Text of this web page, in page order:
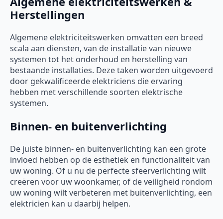
Herstellingen
Algemene elektriciteitswerken omvatten een breed
scala aan diensten, van de installatie van nieuwe
systemen tot het onderhoud en herstelling van
bestaande installaties. Deze taken worden uitgevoerd
door gekwalificeerde elektriciens die ervaring
hebben met verschillende soorten elektrische
systemen.
Binnen- en buitenverlichting
De juiste binnen- en buitenverlichting kan een grote
invloed hebben op de esthetiek en functionaliteit van
uw woning. Of u nu de perfecte sfeerverlichting wilt
creëren voor uw woonkamer, of de veiligheid rondom
uw woning wilt verbeteren met buitenverlichting, een
elektricien kan u daarbij helpen.